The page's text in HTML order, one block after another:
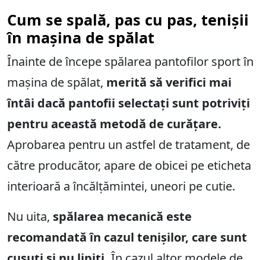
Cum se spală, pas cu pas, tenișii
în mașina de spălat
Înainte de începe spălarea pantofilor sport în
mașina de spălat, merită să verifici mai
întâi dacă pantofii selectați sunt potriviți
pentru această metodă de curățare.
Aprobarea pentru un astfel de tratament, de
către producător, apare de obicei pe eticheta
interioară a încălțămintei, uneori pe cutie.
Nu uita, spălarea mecanică este
recomandată în cazul tenișilor, care sunt